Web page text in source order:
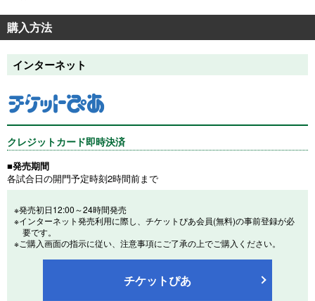
購入方法
インターネット
クレジットカード即時決済
■発売期間
各試合日の開門予定時刻2時間前まで
※発売初日12:00～24時間発売
※インターネット発売利用に際し、チケットぴあ会員(無料)の事前登録が必
要です。
※ご購入画面の指示に従い、注意事項にご了承の上でご購入ください。
チケットぴあ